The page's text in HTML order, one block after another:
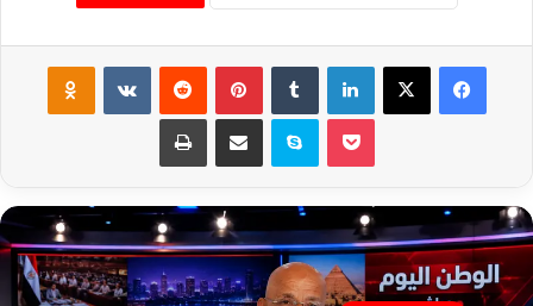
فيسبوك ‫X لينكدإن بينتيريست ‏VKontakte
سكايب مشاركة عبر البريد طباعة